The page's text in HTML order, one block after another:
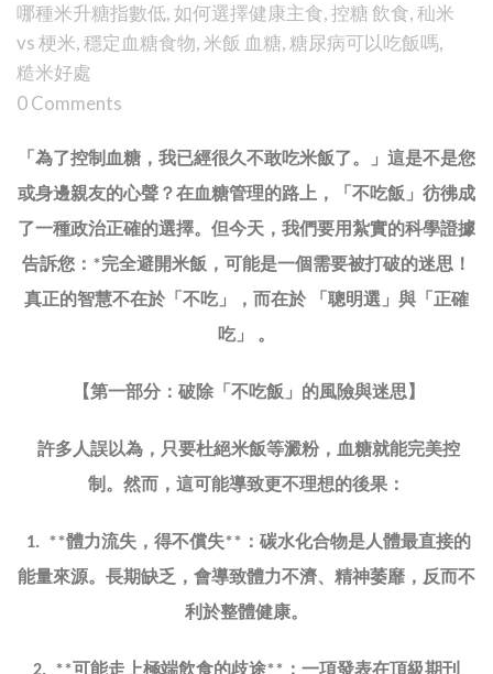
哪種米升糖指數低,如何選擇健康主食,控糖 飲食,秈米
vs 梗米,穩定血糖食物, 米飯 血糖, 糖尿病可以吃飯嗎,
糙米好處
0 Comments
「為了控制血糖，我已經很久不敢吃米飯了。」這是不是您
或身邊親友的心聲？在血糖管理的路上，「不吃飯」彷彿成
了一種政治正確的選擇。但今天，我們要用紮實的科學證據
告訴您： *完全避開米飯，可能是一個需要被打破的迷思！
真正的智慧不在於「不吃」，而在於 「聰明選」與「正確
吃」 。
【第一部分：破除「不吃飯」的風險與迷思】
許多人誤以為，只要杜絕米飯等澱粉，血糖就能完美控
制。然而，這可能導致更不理想的後果：
1. **體力流失，得不償失** ：碳水化合物是人體最直接的
能量來源。長期缺乏，會導致體力不濟、精神萎靡，反而不
利於整體健康。
可能走上極端飲食的歧途
：一項發表在頂級期刊